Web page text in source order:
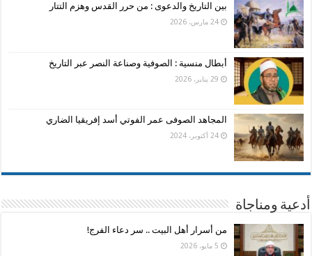
بين التاريخ والدعوى : من حرر القدس وهزم التتار
24 مارس، 2026
أبطال منسية : الصوفية وصناعة النصر عبر التاريخ
29 يناير، 2026
المجاهد الصوفى عمر الفوتي أسد إفريقيا الضاري
24 أكتوبر، 2024
أدعية ومناجاة
من أسرار أهل البيت .. سر دعاء الفرج!
5 مايو، 2026